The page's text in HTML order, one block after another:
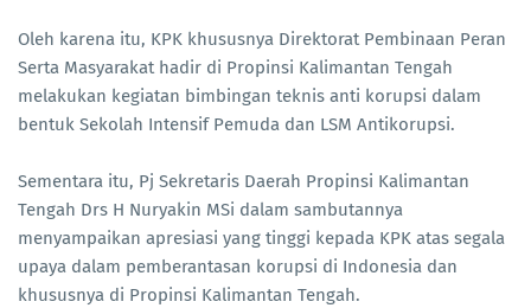
Oleh karena itu, KPK khususnya Direktorat Pembinaan Peran
Serta Masyarakat hadir di Propinsi Kalimantan Tengah
melakukan kegiatan bimbingan teknis anti korupsi dalam
bentuk Sekolah Intensif Pemuda dan LSM Antikorupsi.
Sementara itu, Pj Sekretaris Daerah Propinsi Kalimantan
Tengah Drs H Nuryakin MSi dalam sambutannya
menyampaikan apresiasi yang tinggi kepada KPK atas segala
upaya dalam pemberantasan korupsi di Indonesia dan
khususnya di Propinsi Kalimantan Tengah.